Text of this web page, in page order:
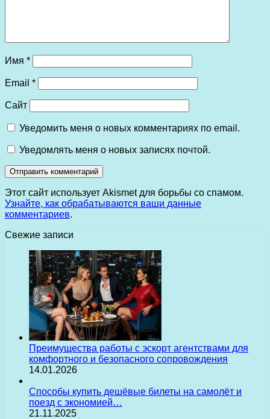
Имя *
Email *
Сайт
Уведомить меня о новых комментариях по email.
Уведомлять меня о новых записях почтой.
Этот сайт использует Akismet для борьбы со спамом.
Узнайте, как обрабатываются ваши данные
комментариев.
Свежие записи
Преимущества работы с эскорт агентствами для
комфортного и безопасного сопровождения
14.01.2026
Способы купить дешёвые билеты на самолёт и
поезд с экономией…
21.11.2025